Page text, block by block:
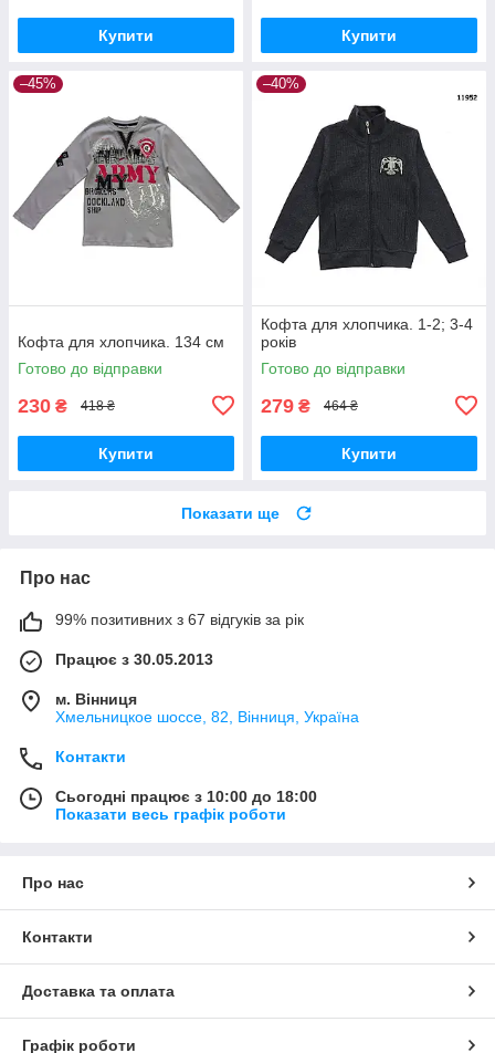
Купити Купити
–45%
Кофта для хлопчика. 134 см
Готово до відправки
230 ₴ 418 ₴
Купити
–40%
Кофта для хлопчика. 1-2; 3-4
років
Готово до відправки
279 ₴ 464 ₴
Купити
Показати ще
Про нас
99% позитивних з 67 відгуків за рік
Працює з 30.05.2013
м. Вінниця
Хмельницкое шоссе, 82, Вінниця, Україна
Контакти
Сьогодні працює з 10:00 до 18:00
Показати весь графік роботи
Про нас
Контакти
Доставка та оплата
Графік роботи